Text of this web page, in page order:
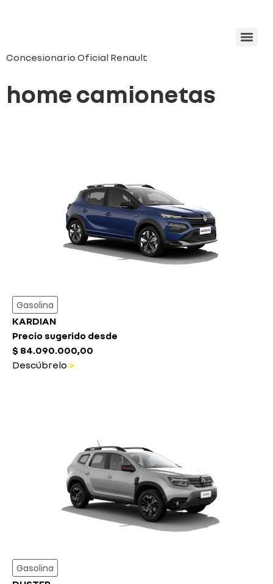
Concesionario Oficial Renault
home camionetas
Gasolina
KARDIAN
Precio sugerido desde
$ 84.090.000,00
Descúbrelo >
Gasolina